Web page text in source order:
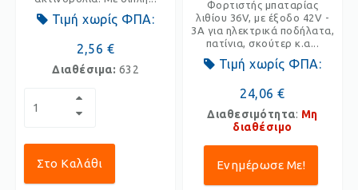
Τιμή χωρίς ΦΠΑ:
2,56 €
Διαθέσιμα: 632
Στο Καλάθι
Φορτιστής μπαταρίας
λιθίου 36V, με έξοδο 42V -
3A για ηλεκτρικά ποδήλατα,
πατίνια, σκούτερ κ.α...
Τιμή χωρίς ΦΠΑ:
24,06 €
Διαθεσιμότητα: Μη
διαθέσιμο
Ενημέρωσε Με!